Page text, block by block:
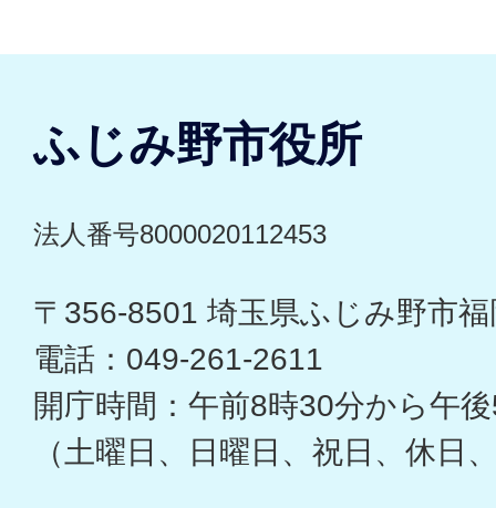
ふじみ野市役所
法人番号8000020112453
〒356-8501 埼玉県ふじみ野市
電話：049-261-2611
開庁時間：午前8時30分から午
（土曜日、日曜日、祝日、休日